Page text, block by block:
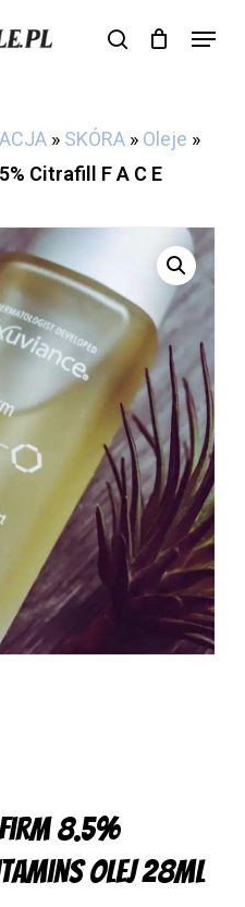
search
Menu
Close
» SKÓRA» Oleje »
Citrafill F A C E
8.5%
Olej 28Ml